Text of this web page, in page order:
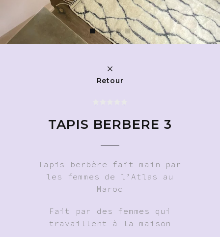
Retour
TAPIS BERBERE 3
Tapis berbère fait main par
les femmes de l’Atlas au
Maroc
Fait par des femmes qui
travaillent à la maison